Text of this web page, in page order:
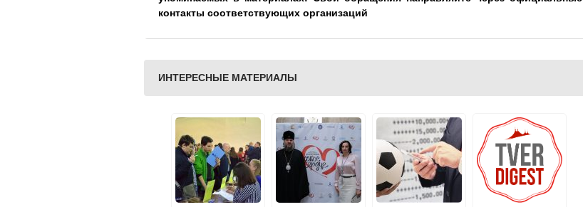
контакты соответствующих организаций
ИНТЕРЕСНЫЕ МАТЕРИАЛЫ